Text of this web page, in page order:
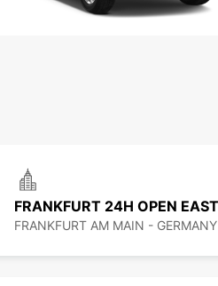
FRANKFURT AM MAIN - GERMANY